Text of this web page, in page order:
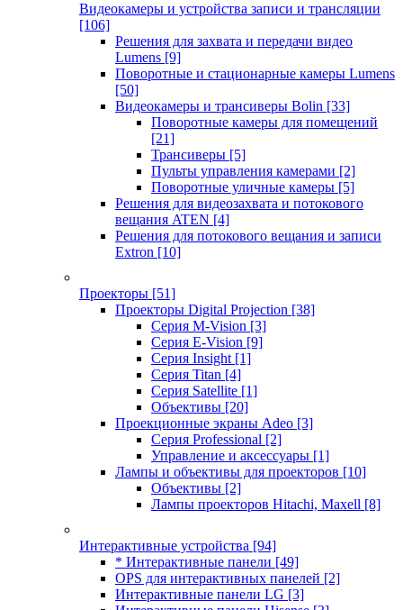
Видеокамеры и устройства записи и трансляции
[106]
Решения для захвата и передачи видео
Lumens [9]
Поворотные и стационарные камеры Lumens
[50]
Видеокамеры и трансиверы Bolin [33]
Поворотные камеры для помещений
[21]
Трансиверы [5]
Пульты управления камерами [2]
Поворотные уличные камеры [5]
Решения для видеозахвата и потокового
вещания ATEN [4]
Решения для потокового вещания и записи
Extron [10]
Проекторы [51]
Проекторы Digital Projection [38]
Серия M-Vision [3]
Серия E-Vision [9]
Серия Insight [1]
Серия Titan [4]
Серия Satellite [1]
Объективы [20]
Проекционные экраны Adeo [3]
Серия Professional [2]
Управление и аксессуары [1]
Лампы и объективы для проекторов [10]
Объективы [2]
Лампы проекторов Hitachi, Maxell [8]
Интерактивные устройства [94]
* Интерактивные панели [49]
OPS для интерактивных панелей [2]
Интерактивные панели LG [3]